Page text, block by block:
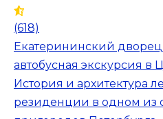
(618)
Екатерининский дворец
автобусная экскурсия в
История и архитектура
резиденции в одном из